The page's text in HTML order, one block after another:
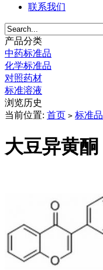
联系我们
产品分类
中药标准品
化学标准品
对照药材
标准溶液
浏览历史
当前位置: 首页 > 标准品
大豆异黄酮